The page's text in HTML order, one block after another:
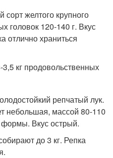
желтого крупного
головок 120-140 г. Вкус
отлично храниться
кг продовольственных
репчатый лук.
небольшая, массой 80-110
формы. Вкус острый.
до 3 кг. Репка